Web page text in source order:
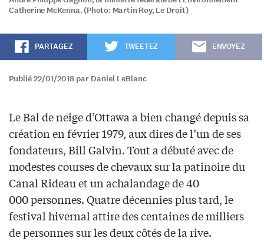
Catherine McKenna. (Photo: Martin Roy, Le Droit)
PARTAGEZ TWEETEZ ENVOYEZ
Publié 22/01/2018 par Daniel LeBlanc
Le Bal de neige d’Ottawa a bien changé depuis sa
création en février 1979, aux dires de l’un de ses
fondateurs, Bill Galvin. Tout a débuté avec de
modestes courses de chevaux sur la patinoire du
Canal Rideau et un achalandage de 40
000 personnes. Quatre décennies plus tard, le
festival hivernal attire des centaines de milliers
de personnes sur les deux côtés de la rive.